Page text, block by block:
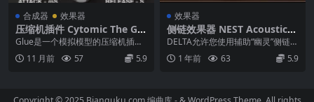
合成器 效果器
压缩机插件 Cytomic The Glu
e v1.7.10 WiN
Glue是一个模拟模型的压缩机插
件，基于经典的80年代英国大型控
制台总线压缩机，...
11 月前 57 5.9
效果器
侧链效果器 NEST Acoustics
DELTA v1.0.0 WiN MAC
DELTA允许您使用辅助“幽灵”侧链输
入来扭曲音频，只听到对主信号的
影响。没错。...
1 年前 63 5.9